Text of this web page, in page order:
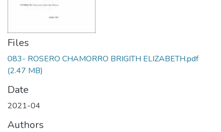
Files
083- ROSERO CHAMORRO BRIGITH ELIZABETH.pdf
(2.47 MB)
Date
2021-04
Authors